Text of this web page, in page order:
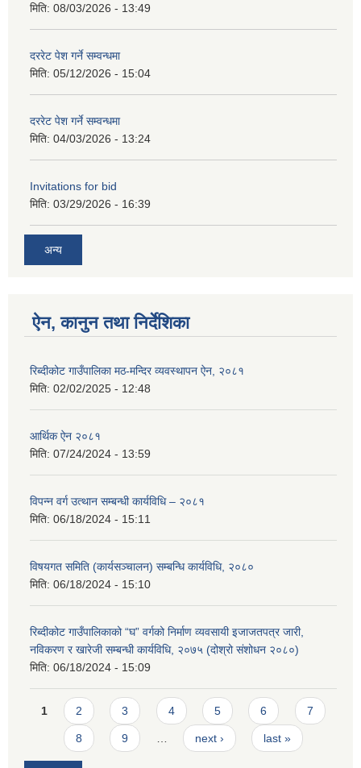
मिति: 08/03/2026 - 13:49
दररेट पेश गर्ने सम्वन्धमा
मिति: 05/12/2026 - 15:04
दररेट पेश गर्ने सम्वन्धमा
मिति: 04/03/2026 - 13:24
Invitations for bid
मिति: 03/29/2026 - 16:39
अन्य
ऐन, कानुन तथा निर्देशिका
रिब्दीकोट गाउँपालिका मठ-मन्दिर व्यवस्थापन ऐन, २०८१
मिति: 02/02/2025 - 12:48
आर्थिक ऐन २०८१
मिति: 07/24/2024 - 13:59
विपन्न वर्ग उत्थान सम्बन्धी कार्यविधि – २०८१
मिति: 06/18/2024 - 15:11
विषयगत समिति (कार्यसञ्चालन) सम्बन्धि कार्यविधि, २०८०
मिति: 06/18/2024 - 15:10
रिब्दीकोट गाउँपालिकाको “घ” वर्गको निर्माण व्यवसायी इजाजतपत्र जारी,
नविकरण र खारेजी सम्बन्धी कार्यविधि, २०७५ (दोश्रो संशोधन २०८०)
मिति: 06/18/2024 - 15:09
Pages
1 2 3 4 5 6 7
8 9 … next › last »